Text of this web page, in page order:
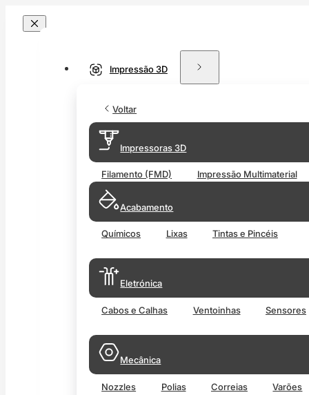
Impressão 3D
Voltar
Impressoras 3D
Filamento (FMD) Impressão Multimaterial
Acabamento
Químicos Lixas Tintas e Pincéis
Eletrónica
Cabos e Calhas Ventoinhas Sensores
Mecânica
Nozzles Polias Correias Varões